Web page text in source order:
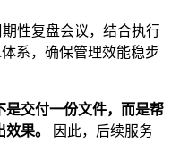
期性复盘会议，结合执行
系，确保管理效能稳步
是交付一份文件，而是帮
果。
因此，后续服务